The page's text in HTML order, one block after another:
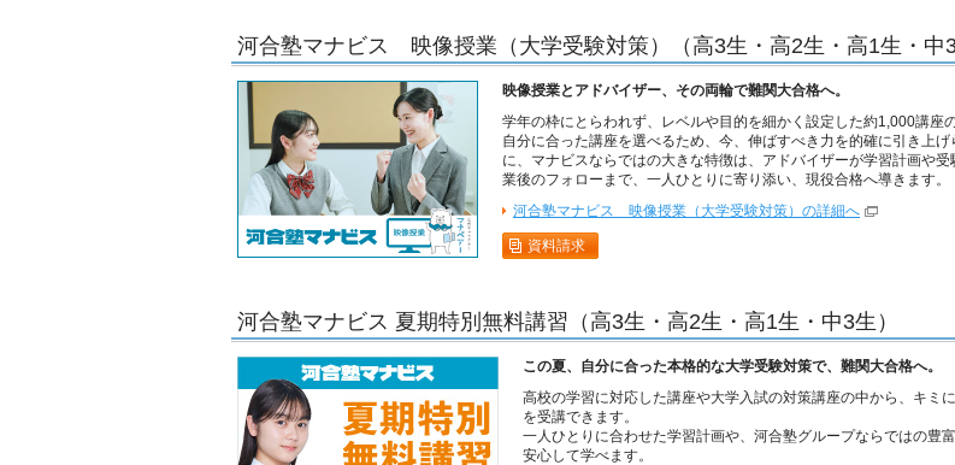
河合塾マナビス 映像授業（大学受験対策）（高3生・高2生・高1生・中3
映像授業とアドバイザー、その両輪で難関大合格へ。
学年の枠にとらわれず、レベルや目的を細かく設定した約1,000講座
自分に合った講座を選べるため、今、伸ばすべき力を的確に引き上げ
に、マナビスならではの大きな特徴は、アドバイザーが学習計画や
業後のフォローまで、一人ひとりに寄り添い、現役合格へ導きます。
河合塾マナビス 映像授業（大学受験対策）の詳細へ
資料請求
河合塾マナビス 夏期特別無料講習（高3生・高2生・高1生・中3生）
この夏、自分に合った本格的な大学受験対策で、難関大合格へ。
高校の学習に対応した講座や大学入試の対策講座の中から、キミ
を受講できます。
一人ひとりに合わせた学習計画や、河合塾グループならではの豊富
安心して学べます。